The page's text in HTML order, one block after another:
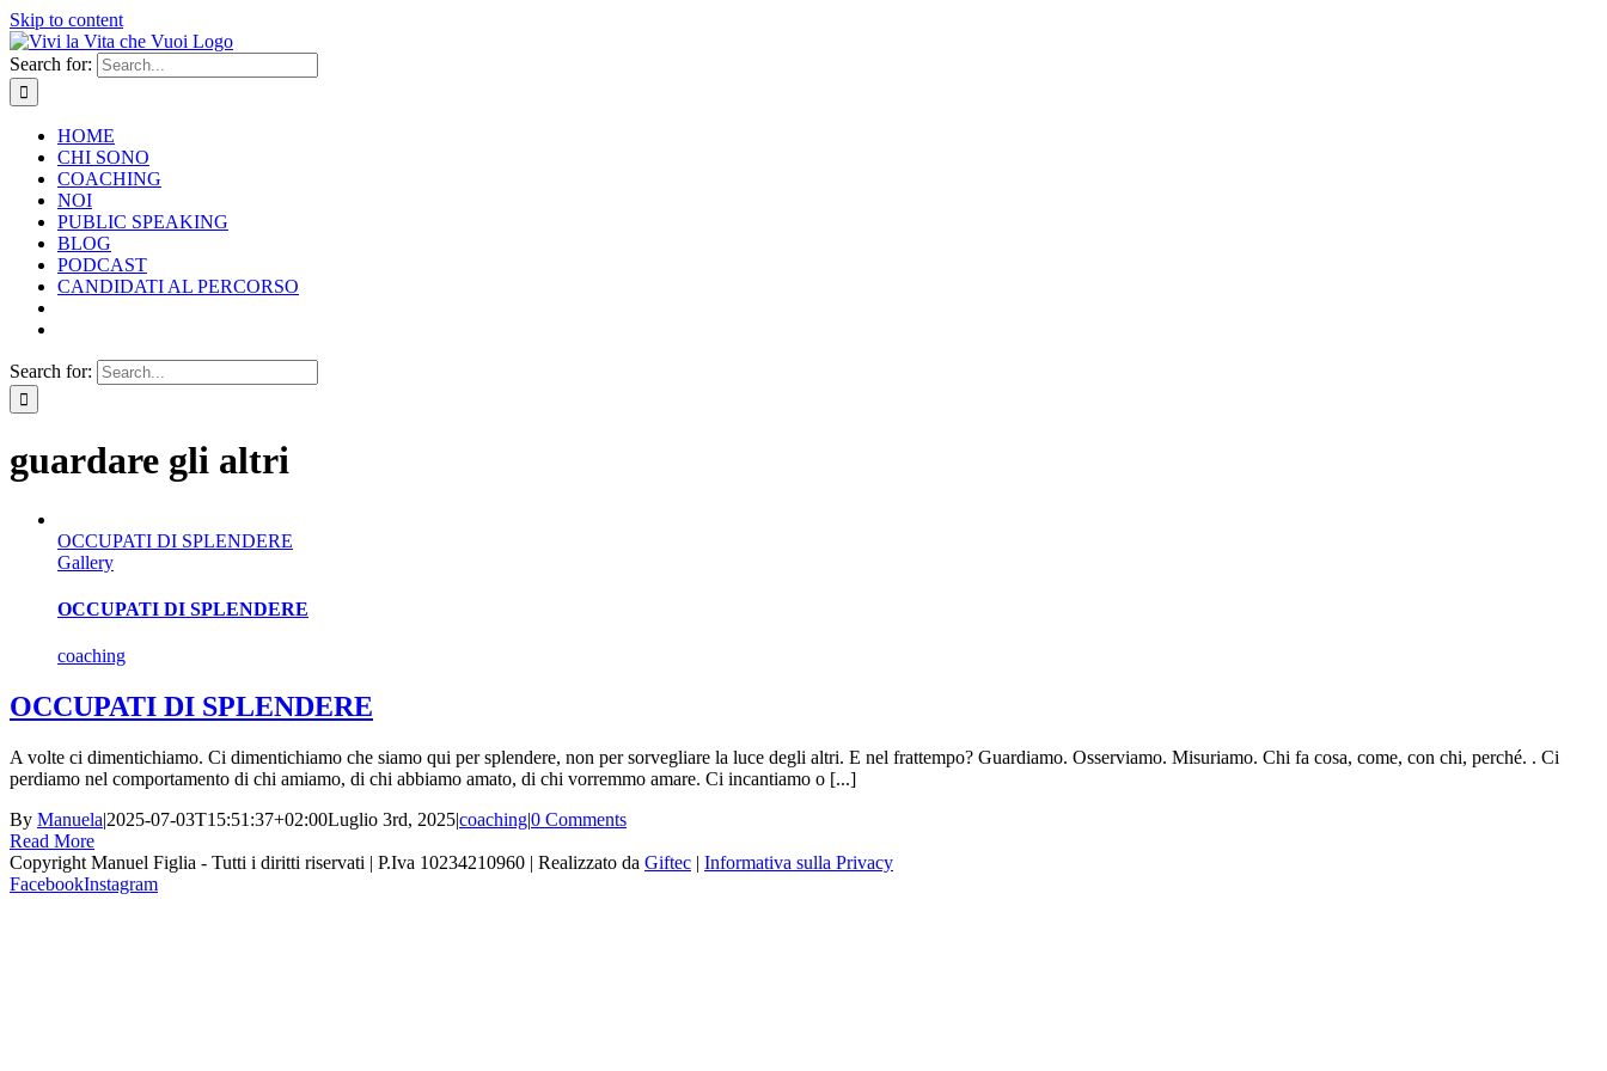
Skip to content
Search for:
HOME
CHI SONO
COACHING
NOI
PUBLIC SPEAKING
BLOG
PODCAST
CANDIDATI AL PERCORSO
Search for:
guardare gli altri
OCCUPATI DI SPLENDERE
Gallery
OCCUPATI DI SPLENDERE
coaching
OCCUPATI DI SPLENDERE
A volte ci dimentichiamo. Ci dimentichiamo che siamo qui per splendere, non per sorvegliare la luce degli altri. E nel frattempo? Guardiamo. Osserviamo. Misuriamo. Chi fa cosa, come, con chi, perché. . Ci
perdiamo nel comportamento di chi amiamo, di chi abbiamo amato, di chi vorremmo amare. Ci incantiamo o [...]
By Manuela|2025-07-03T15:51:37+02:00Luglio 3rd, 2025|coaching|0 Comments
Read More
Copyright Manuel Figlia - Tutti i diritti riservati | P.Iva 10234210960 | Realizzato da Giftec | Informativa sulla Privacy
FacebookInstagram